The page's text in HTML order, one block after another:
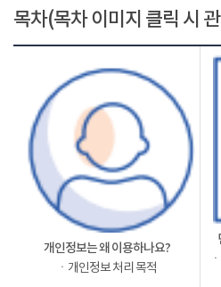
목차(목차 이미지 클릭 시
개인정보는 왜 이용하나요?
ㆍ개인정보 처리 목적